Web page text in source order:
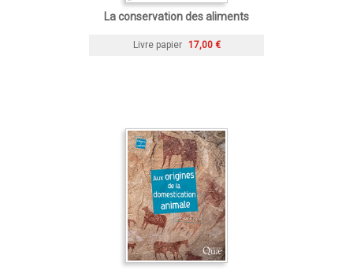
La conservation des aliments
Livre papier 17,00 €